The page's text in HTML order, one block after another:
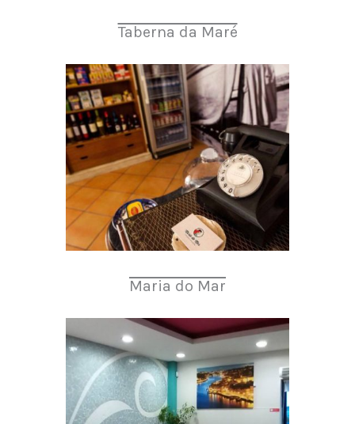
Taberna da Maré
Maria do Mar